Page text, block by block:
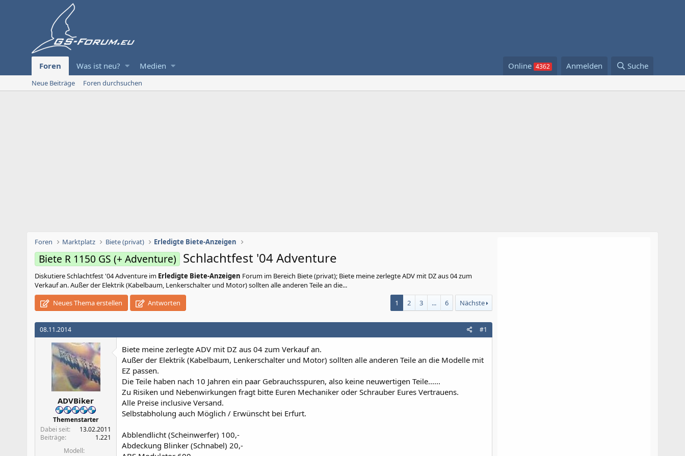
Foren Was ist neu? Medien Online Anmelden Suche
Neue Beiträge Foren durchsuchen
Foren Marktplatz Biete (privat) Erledigte Biete-Anzeigen
Biete R 1150 GS (+ Adventure) Schlachtfest '04 Adventure
DiskutiereSchlachtfest '04 Adventure im Erledigte Biete-Anzeigen Forum im Bereich Biete (privat); Biete meine zerlegte ADV mit DZ aus 04 zum
Verkauf an. Außer der Elektrik (Kabelbaum, Lenkerschalter und Motor) sollten alle anderen Teile an die...
Neues Thema erstellen
Antworten 1 2 3 ... 6 Nächste
08.11.2014 #1
ADVBiker
Themenstarter
Dabei seit
13.02.2011
Beiträge
1.221
Modell
Biete meine zerlegte ADV mit DZ aus 04 zum Verkauf an.
Außer der Elektrik (Kabelbaum, Lenkerschalter und Motor) sollten alle anderen Teile an die Modelle mit
EZ passen.
Die Teile haben nach 10 Jahren ein paar Gebrauchsspuren, also keine neuwertigen Teile......
Zu Risiken und Nebenwirkungen fragt bitte Euren Mechaniker oder Schrauber Eures Vertrauens.
Alle Preise inclusive Versand.
Selbstabholung auch Möglich / Erwünscht bei Erfurt.
Abblendlicht (Scheinwerfer) 100,-
Abdeckung Blinker (Schnabel) 20,-